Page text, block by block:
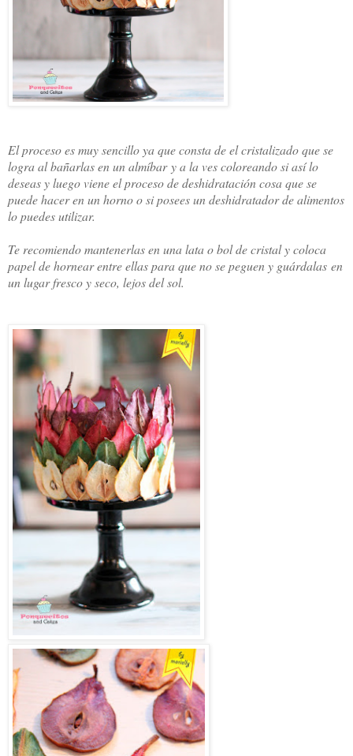
El proceso es muy sencillo ya que consta de el cristalizado que se
logra al bañarlas en un almíbar y a la ves coloreando si así lo
deseas y luego viene el proceso de deshidratación cosa que se
puede hacer en un horno o si posees un deshidratador de alimentos
lo puedes utilizar.
Te recomiendo mantenerlas en una lata o bol de cristal y coloca
papel de hornear entre ellas para que no se peguen y guárdalas en
un lugar fresco y seco, lejos del sol.